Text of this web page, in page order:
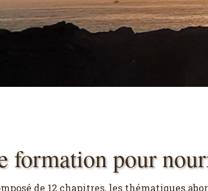
formation pour
de 12 chapitres, les thématiques